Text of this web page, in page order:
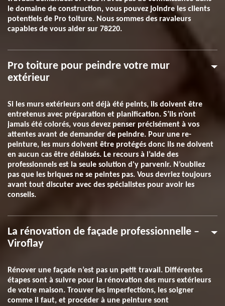
le domaine de construction, vous pouvez joindre les clients
potentiels de Pro toiture. Nous sommes des ravaleurs
capables de vous aider sur 78220.
Pro toiture pour peindre votre mur
extérieur
Si les murs extérieurs ont déjà été peints, ils doivent être
entretenus avec préparation et planification. S’ils n'ont
jamais été colorés, vous devez penser précisément à vos
attentes avant de demander de peindre. Pour une re-
peinture, les murs doivent être protégés donc ils ne doivent
en aucun cas être délaissés. Le recours à l’aide des
professionnels est la seule solution d'y parvenir. N’oubliez
pas que les briques ne se peintes pas. Vous devriez toujours
avant tout discuter avec des spécialistes pour avoir les
conseils.
La rénovation de façade professionnelle –
Viroflay
Rénover une façade n’est pas un petit travail. Différentes
étapes sont à suivre pour la rénovation des murs extérieurs
de votre maison. Trouver les imperfections, les soigner
comme il faut, et procéder à une peinture sont